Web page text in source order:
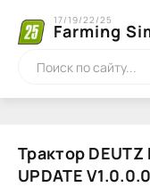
Farming
17/19/22/25
Трактор DEUTZ
UPDATE